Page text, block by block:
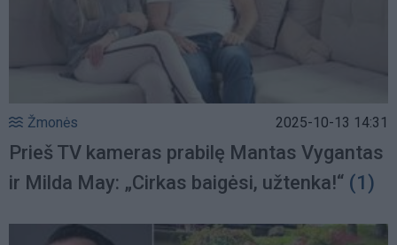
Žmonės 2025-10-13 14:31
Prieš TV kameras prabilę Mantas Vygantas
ir Milda May: „Cirkas baigėsi, užtenka!“ (1)